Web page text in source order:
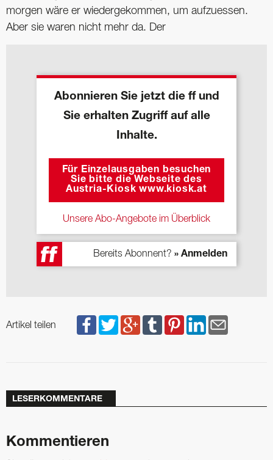
morgen wäre er wiedergekommen, um aufzuessen.
Aber sie waren nicht mehr da. Der
Abonnieren Sie jetzt die ff und
Sie erhalten Zugriff auf alle
Inhalte.
Für Einzelausgaben besuchen
Sie bitte die Webseite des
Austria-Kiosk www.kiosk.at
Unsere Abo-Angebote im Überblick
Bereits Abonnent? » Anmelden
Artikel teilen
LESERKOMMENTARE
Kommentieren